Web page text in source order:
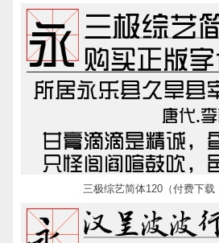
三极综艺简体120（付费下载